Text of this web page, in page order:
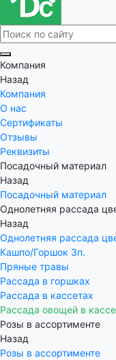
Компания
Назад
Компания
О нас
Сертификаты
Отзывы
Реквизиты
Посадочный материал
Назад
Посадочный материал
Однолетняя рассада
Назад
Однолетняя рассада
Кашпо/Горшок 3п.
Пряные травы
Рассада в горшках
Рассада в кассетах
Рассада овощей в
Розы в ассортименте
Назад
Розы в ассортименте